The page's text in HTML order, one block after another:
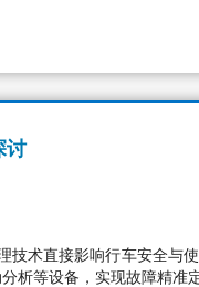
讨
技术直接影响行车安全与
析等设备，实现故障精